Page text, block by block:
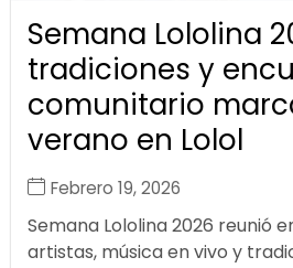
Semana Lololina
tradiciones y
comunitario
verano en Lolol
Febrero 19, 2026
Semana Lololina 2026 reunió
artistas, música en vivo y